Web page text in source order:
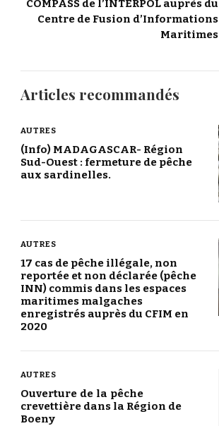
COMPASS de l’INTERPOL auprès du
Centre de Fusion d’Informations
Maritimes
Articles recommandés
AUTRES
(Info) MADAGASCAR- Région
Sud-Ouest : fermeture de pêche
aux sardinelles.
AUTRES
17 cas de pêche illégale, non
reportée et non déclarée (pêche
INN) commis dans les espaces
maritimes malgaches
enregistrés auprès du CFIM en
2020
AUTRES
Ouverture de la pêche
crevettière dans la Région de
Boeny